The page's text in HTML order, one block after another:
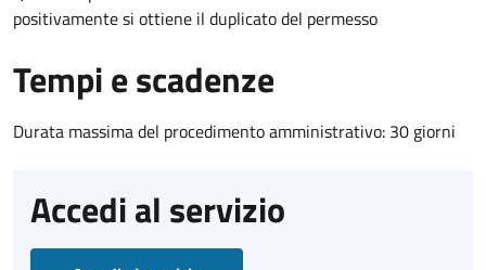
positivamente si ottiene il duplicato del permesso
Tempi e scadenze
Durata massima del procedimento amministrativo: 30 giorni
Accedi al servizio